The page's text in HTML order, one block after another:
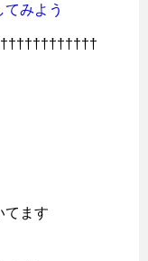
みよう
てます